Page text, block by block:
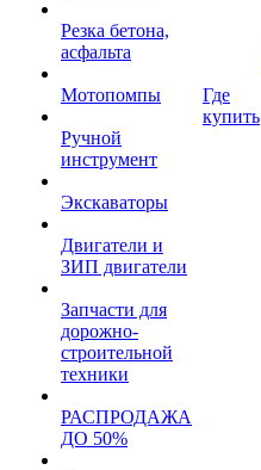
Резка бетона,
асфальта
Мотопомпы
Ручной
инструмент
Экскаваторы
Двигатели и
ЗИП двигатели
Запчасти для
дорожно-
строительной
техники
РАСПРОДАЖА
ДО 50%
Где
купить